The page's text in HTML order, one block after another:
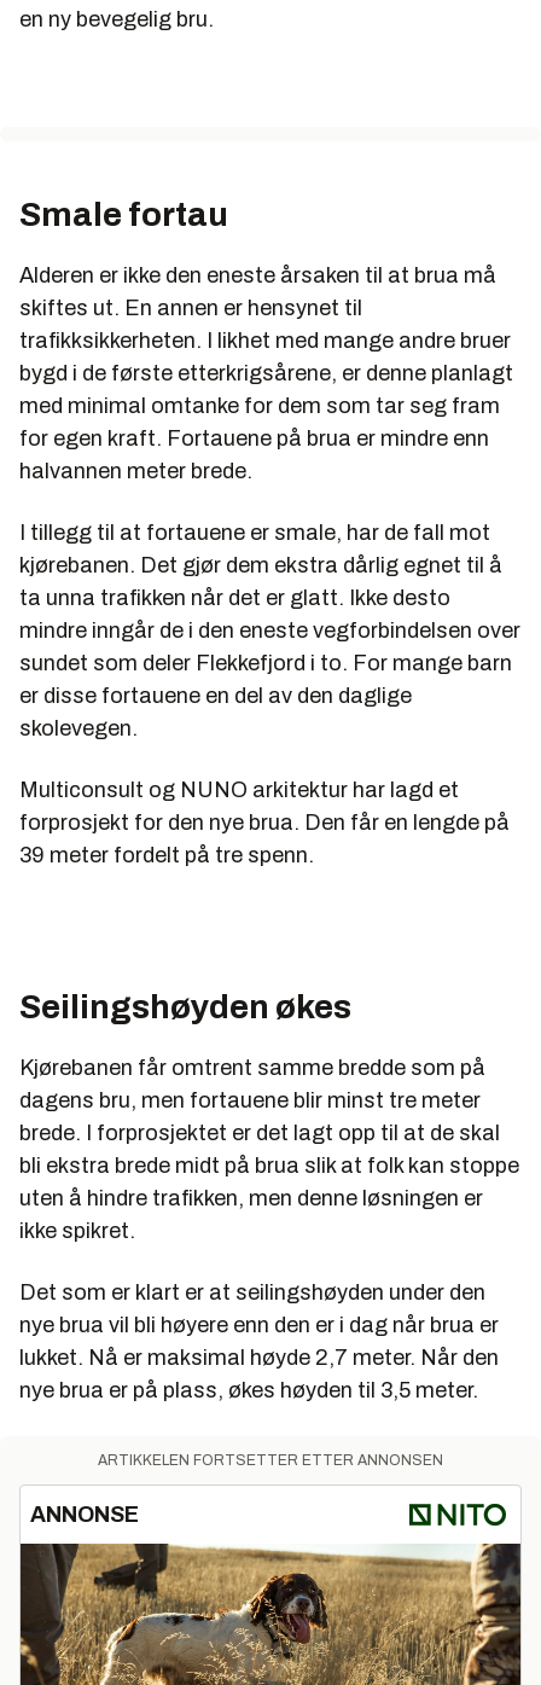
en ny bevegelig bru.
Smale fortau
Alderen er ikke den eneste årsaken til at brua må
skiftes ut. En annen er hensynet til
trafikksikkerheten. I likhet med mange andre bruer
bygd i de første etterkrigsårene, er denne planlagt
med minimal omtanke for dem som tar seg fram
for egen kraft. Fortauene på brua er mindre enn
halvannen meter brede.
I tillegg til at fortauene er smale, har de fall mot
kjørebanen. Det gjør dem ekstra dårlig egnet til å
ta unna trafikken når det er glatt. Ikke desto
mindre inngår de i den eneste vegforbindelsen over
sundet som deler Flekkefjord i to. For mange barn
er disse fortauene en del av den daglige
skolevegen.
Multiconsult og NUNO arkitektur har lagd et
forprosjekt for den nye brua. Den får en lengde på
39 meter fordelt på tre spenn.
Seilingshøyden økes
Kjørebanen får omtrent samme bredde som på
dagens bru, men fortauene blir minst tre meter
brede. I forprosjektet er det lagt opp til at de skal
bli ekstra brede midt på brua slik at folk kan stoppe
uten å hindre trafikken, men denne løsningen er
ikke spikret.
Det som er klart er at seilingshøyden under den
nye brua vil bli høyere enn den er i dag når brua er
lukket. Nå er maksimal høyde 2,7 meter. Når den
nye brua er på plass, økes høyden til 3,5 meter.
ARTIKKELEN FORTSETTER ETTER ANNONSEN
ANNONSE